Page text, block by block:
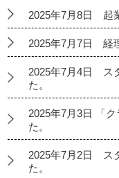
2025年7月8日 起
2025年7月7日 経
2025年7月4日 ス
た。
2025年7月3日 「
た。
2025年7月2日 ス
た。